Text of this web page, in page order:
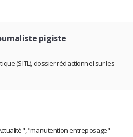
pigiste
(SITL), dossier rédactionnel sur les
"manutention entreposage"